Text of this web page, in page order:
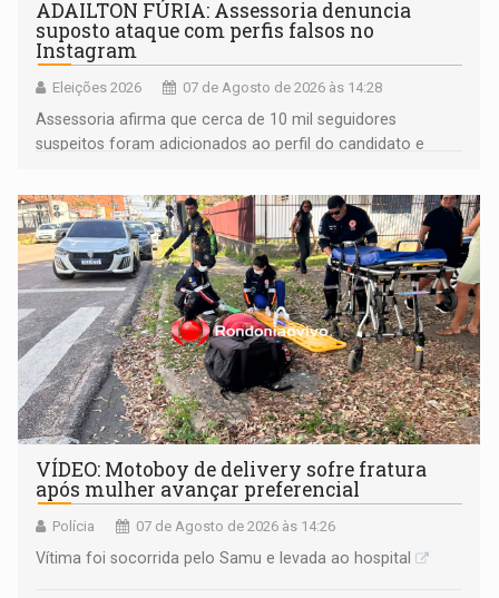
ADAILTON FÚRIA: Assessoria denuncia
suposto ataque com perfis falsos no
Instagram
Eleições 2026 07 de Agosto de 2026 às 14:28
Assessoria afirma que cerca de 10 mil seguidores
suspeitos foram adicionados ao perfil do candidato e
remover as contas
VÍDEO: Motoboy de delivery sofre fratura
após mulher avançar preferencial
Polícia 07 de Agosto de 2026 às 14:26
Vítima foi socorrida pelo Samu e levada ao hospital